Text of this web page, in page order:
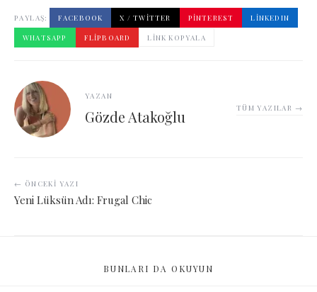
PAYLAŞ: FACEBOOK X / TWITTER PINTEREST
LINKEDIN
WHATSAPP
FLIPBOARD LINK KOPYALA
YAZAN
Gözde Atakoğlu TÜM YAZILAR →
← ÖNCEKI YAZI
Yeni Lüksün Adı: Frugal Chic
BUNLARI DA OKUYUN